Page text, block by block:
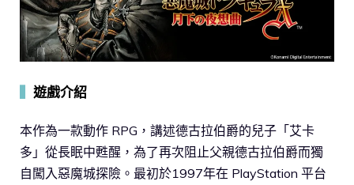
遊戲介紹
本作為一款動作 RPG，講述德古拉伯爵的兒子「艾卡
多」從長眠中甦醒，為了再次阻止父親德古拉伯爵而獨
自闖入惡魔城探險。最初於1997年在 PlayStation 平台